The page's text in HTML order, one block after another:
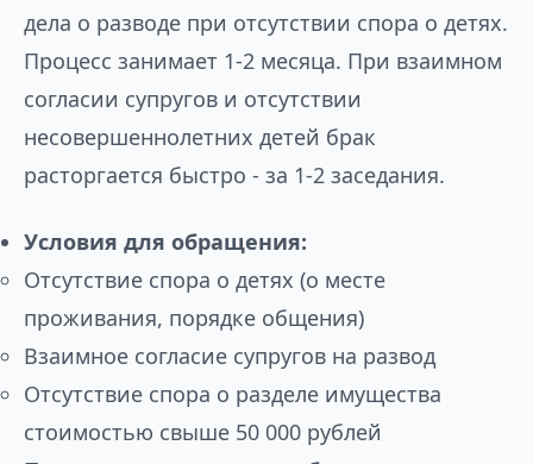
дела о разводе при отсутствии спора о детях.
Процесс занимает 1-2 месяца. При взаимном
согласии супругов и отсутствии
несовершеннолетних детей брак
расторгается быстро - за 1-2 заседания.
Условия для обращения:
Отсутствие спора о детях (о месте
проживания, порядке общения)
Взаимное согласие супругов на развод
Отсутствие спора о разделе имущества
стоимостью свыше 50 000 рублей